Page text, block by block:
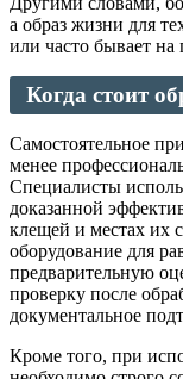
а образ жизни для
или часто бывает на
Когда стоит
Самостоятельное
менее
Специалисты
доказанной
клещей и местах их
оборудование для
предварительную
проверку после
документальное
Кроме того, при